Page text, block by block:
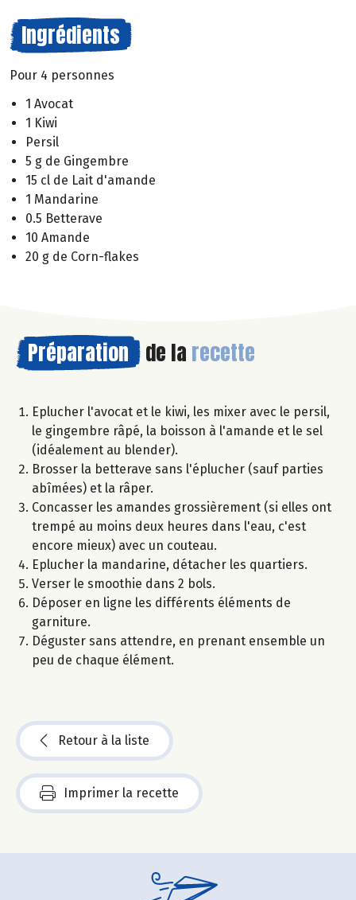
Ingrédients
Pour 4 personnes
1 Avocat
1 Kiwi
Persil
5 g de Gingembre
15 cl de Lait d'amande
1 Mandarine
0.5 Betterave
10 Amande
20 g de Corn-flakes
Préparation de la recette
Eplucher l'avocat et le kiwi, les mixer avec le persil,
le gingembre râpé, la boisson à l'amande et le sel
(idéalement au blender).
Brosser la betterave sans l'éplucher (sauf parties
abîmées) et la râper.
Concasser les amandes grossièrement (si elles ont
trempé au moins deux heures dans l'eau, c'est
encore mieux) avec un couteau.
Eplucher la mandarine, détacher les quartiers.
Verser le smoothie dans 2 bols.
Déposer en ligne les différents éléments de
garniture.
Déguster sans attendre, en prenant ensemble un
peu de chaque élément.
Retour à la liste
Imprimer la recette